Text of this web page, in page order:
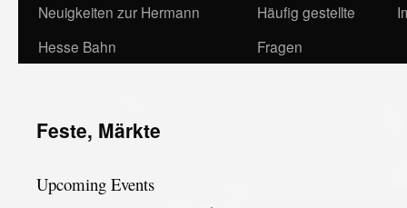
Neuigkeiten zur Hermann
Hesse Bahn
Häufig gestellte
Fragen
Feste, Märkte
Upcoming Events